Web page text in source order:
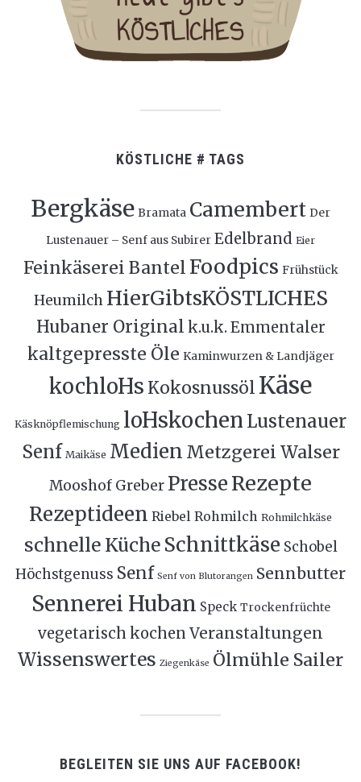
KÖSTLICHE # TAGS
Bergkäse Bramata Camembert Der
Lustenauer – Senf aus Subirer Edelbrand Eier
Feinkäserei BantelFoodpics Frühstück
Heumilch HierGibtsKÖSTLICHES
Hubaner Original k.u.k. Emmentaler
kaltgepresste Öle Kaminwurzen & Landjäger
kochloHs Kokosnussöl Käse
Käsknöpflemischung loHskochen Lustenauer
Senf Maikäse Medien Metzgerei Walser
Mooshof Greber PresseRezepte
Rezeptideen Riebel Rohmilch Rohmilchkäse
schnelle Küche Schnittkäse Schobel
Höchstgenuss Senf Senf von Blutorangen Sennbutter
Sennerei Huban Speck Trockenfrüchte
vegetarisch kochen Veranstaltungen
Wissenswertes Ziegenkäse Ölmühle Sailer
BEGLEITEN SIE UNS AUF FACEBOOK!